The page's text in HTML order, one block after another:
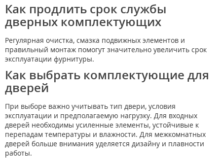
Как продлить срок службы
дверных комплектующих
Регулярная очистка, смазка подвижных элементов и
правильный монтаж помогут значительно увеличить срок
эксплуатации фурнитуры.
Как выбрать комплектующие для
дверей
При выборе важно учитывать тип двери, условия
эксплуатации и предполагаемую нагрузку. Для входных
дверей необходимы усиленные элементы, устойчивые к
перепадам температуры и влажности. Для межкомнатных
дверей больше внимания уделяется дизайну и плавности
работы.